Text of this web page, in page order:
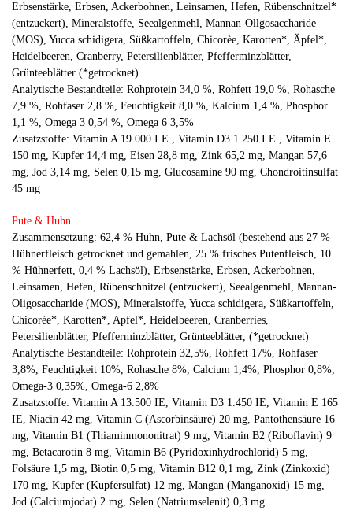
Erbsenstärke, Erbsen, Ackerbohnen, Leinsamen, Hefen, Rübenschnitzel*
(entzuckert), Mineralstoffe, Seealgenmehl, Mannan-Ollgosaccharide
(MOS), Yucca schidigera, Süßkartoffeln, Chicorèe, Karotten*, Äpfel*,
Heidelbeeren, Cranberry, Petersilienblätter, Pfefferminzblätter,
Grünteeblätter (*getrocknet)
Analytische Bestandteile: Rohprotein 34,0 %, Rohfett 19,0 %, Rohasche
7,9 %, Rohfaser 2,8 %, Feuchtigkeit 8,0 %, Kalcium 1,4 %, Phosphor
1,1 %, Omega 3 0,54 %, Omega 6 3,5%
Zusatzstoffe: Vitamin A 19.000 I.E., Vitamin D3 1.250 I.E., Vitamin E
150 mg, Kupfer 14,4 mg, Eisen 28,8 mg, Zink 65,2 mg, Mangan 57,6
mg, Jod 3,14 mg, Selen 0,15 mg, Glucosamine 90 mg, Chondroitinsulfat
45 mg
Pute & Huhn
Zusammensetzung: 62,4 % Huhn, Pute & Lachsöl (bestehend aus 27 %
Hühnerfleisch getrocknet und gemahlen, 25 % frisches Putenfleisch, 10
% Hühnerfett, 0,4 % Lachsöl), Erbsenstärke, Erbsen, Ackerbohnen,
Leinsamen, Hefen, Rübenschnitzel (entzuckert), Seealgenmehl, Mannan-
Oligosaccharide (MOS), Mineralstoffe, Yucca schidigera, Süßkartoffeln,
Chicorée*, Karotten*, Apfel*, Heidelbeeren, Cranberries,
Petersilienblätter, Pfefferminzblätter, Grünteeblätter, (*getrocknet)
Analytische Bestandteile: Rohprotein 32,5%, Rohfett 17%, Rohfaser
3,8%, Feuchtigkeit 10%, Rohasche 8%, Calcium 1,4%, Phosphor 0,8%,
Omega-3 0,35%, Omega-6 2,8%
Zusatzstoffe: Vitamin A 13.500 IE, Vitamin D3 1.450 IE, Vitamin E 165
IE, Niacin 42 mg, Vitamin C (Ascorbinsäure) 20 mg, Pantothensäure 16
mg, Vitamin B1 (Thiaminmononitrat) 9 mg, Vitamin B2 (Riboflavin) 9
mg, Betacarotin 8 mg, Vitamin B6 (Pyridoxinhydrochlorid) 5 mg,
Folsäure 1,5 mg, Biotin 0,5 mg, Vitamin B12 0,1 mg, Zink (Zinkoxid)
170 mg, Kupfer (Kupfersulfat) 12 mg, Mangan (Manganoxid) 15 mg,
Jod (Calciumjodat) 2 mg, Selen (Natriumselenit) 0,3 mg